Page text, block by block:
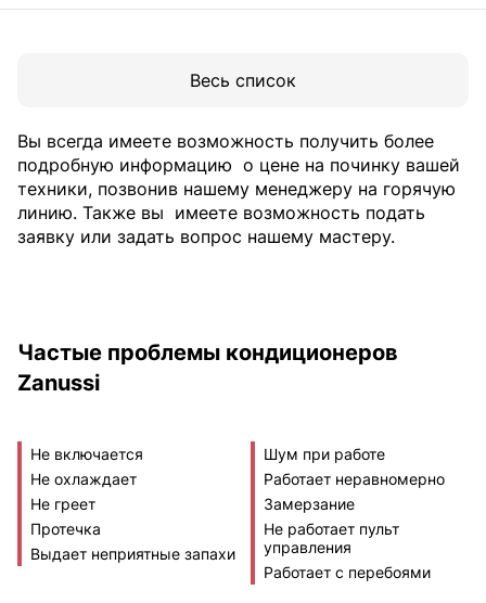
Весь список
Вы всегда имеете возможность получить более
подробную информацию о цене на починку вашей
техники, позвонив нашему менеджеру на горячую
линию. Также вы имеете возможность подать
заявку или задать вопрос нашему мастеру.
Частые проблемы кондиционеров
Zanussi
Не включается
Не охлаждает
Не греет
Протечка
Выдает неприятные запахи
Шум при работе
Работает неравномерно
Замерзание
Не работает пульт
управления
Работает с перебоями